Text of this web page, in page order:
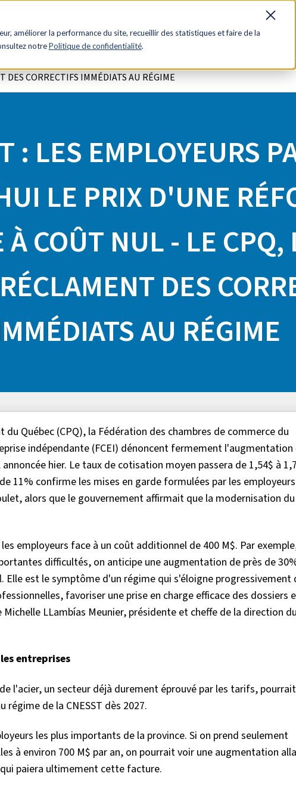
améliorer la performance du site, recueillir des statistiques et faire de la
notrePolitique de confidentialité.
AUJOURD'HUI LE PRIX D'UNE RÉFORME QUI DEVAIT ÊTRE À COÛT
DES CORRECTIFS IMMÉDIATS AU RÉGIME
: LES EMPLOYEURS
LE PRIX D'UNE
À COÛT NUL - LE CPQ,
DES
AU RÉGIME
du Québec (CPQ), la Fédération des chambres de commerce du
indépendante (FCEI) dénoncent fermement l'augmentation
hier. Le taux de cotisation moyen passera de 1,54$ à
11% confirme les mises en garde formulées par les
alors que le gouvernement affirmait que la modernisation du
employeurs face à un coût additionnel de 400 M$. Par
difficultés, on anticipe une augmentation de près de
Elle est le symptôme d'un régime qui s'éloigne progressivement
favoriser une prise en charge efficace des dossiers
LLambías Meunier, présidente et cheffe de la direction du
entreprises
l'acier, un secteur déjà durement éprouvé par les tarifs, pourrait
régime de la CNESST dès 2027.
les plus importants de la province. Si on prend seulement
à environ 700 M$ par an, on pourrait voir une augmentation
paiera ultimement cette facture.